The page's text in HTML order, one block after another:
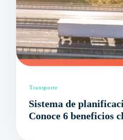
Transporte
Sistema de
Conoce 6 beneficios